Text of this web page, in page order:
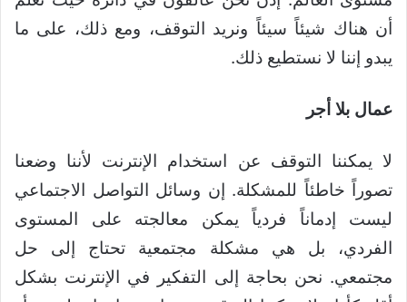
أن هناك شيئاً سيئاً ونريد التوقف، ومع ذلك، على ما
يبدو إننا لا نستطيع ذلك.
عمال بلا أجر
لا يمكننا التوقف عن استخدام الإنترنت لأننا وضعنا
تصوراً خاطئاً للمشكلة. إن وسائل التواصل الاجتماعي
ليست إدماناً فردياً يمكن معالجته على المستوى
الفردي، بل هي مشكلة مجتمعية تحتاج إلى حل
مجتمعي. نحن بحاجة إلى التفكير في الإنترنت بشكل